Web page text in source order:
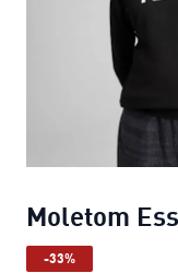
Moletom
-33%